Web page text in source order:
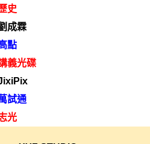
史
成霖
點
義光碟
試通
光